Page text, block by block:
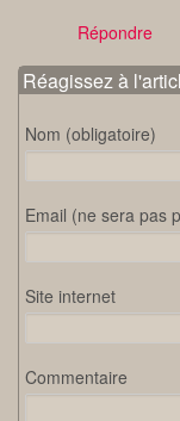
Répondre
Réagissez à
Nom (obligatoire)
Email (ne sera pas
Site internet
Commentaire